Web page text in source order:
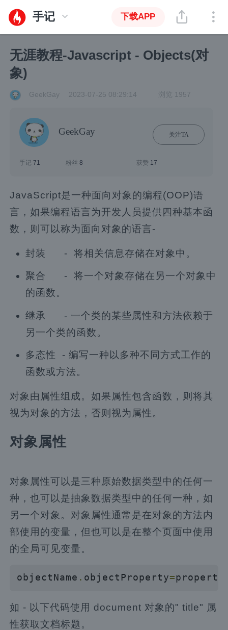
手记 下载APP
无涯教程-Javascript - Objects(对
象)
GeekGay 2023-07-25 08:29:14 浏览 1957
GeekGay 关注TA
手记71 粉丝8 获赞 17
JavaScript是一种面向对象的编程(OOP)语
言，如果编程语言为开发人员提供四种基本函
数，则可以称为面向对象的语言-
封装 - 将相关信息存储在对象中。
聚合 - 将一个对象存储在另一个对象中
的函数。
继承 - 一个类的某些属性和方法依赖于
另一个类的函数。
多态性 - 编写一种以多种不同方式工作的
函数或方法。
对象由属性组成。如果属性包含函数，则将其
视为对象的方法，否则视为属性。
对象属性
对象属性可以是三种原始数据类型中的任何一
种，也可以是抽象数据类型中的任何一种，如
另一个对象。对象属性通常是在对象的方法内
部使用的变量，但也可以是在整个页面中使用
的全局可见变量。
objectName . objectProperty=
如 - 以下代码使用 document 对象的" title" 属
性获取文档标题。